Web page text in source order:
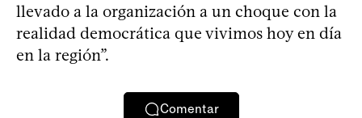
llevado a la organización a un choque con la
realidad democrática que vivimos hoy en día
en la región”.
Comentar